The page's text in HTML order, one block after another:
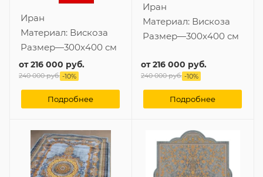
Иран
Материал: Вискоза
Размер—300x400 см
от216 000 руб.
240 000 руб. -10%
Подробнее
Иран
Материал: Вискоза
Размер—300x400 см
от216 000 руб.
240 000 руб. -10%
Подробнее